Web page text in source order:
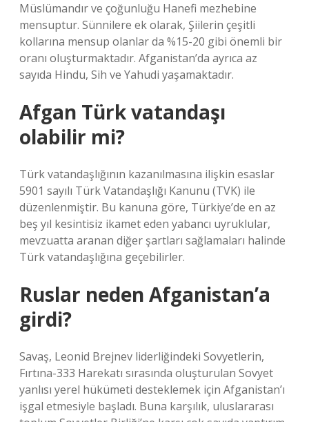
Müslümandır ve çoğunluğu Hanefi mezhebine
mensuptur. Sünnilere ek olarak, Şiilerin çeşitli
kollarına mensup olanlar da %15-20 gibi önemli bir
oranı oluşturmaktadır. Afganistan’da ayrıca az
sayıda Hindu, Sih ve Yahudi yaşamaktadır.
Afgan Türk vatandaşı
olabilir mi?
Türk vatandaşlığının kazanılmasına ilişkin esaslar
5901 sayılı Türk Vatandaşlığı Kanunu (TVK) ile
düzenlenmiştir. Bu kanuna göre, Türkiye’de en az
beş yıl kesintisiz ikamet eden yabancı uyruklular,
mevzuatta aranan diğer şartları sağlamaları halinde
Türk vatandaşlığına geçebilirler.
Ruslar neden Afganistan’a
girdi?
Savaş, Leonid Brejnev liderliğindeki Sovyetlerin,
Fırtına-333 Harekatı sırasında oluşturulan Sovyet
yanlısı yerel hükümeti desteklemek için Afganistan’ı
işgal etmesiyle başladı. Buna karşılık, uluslararası